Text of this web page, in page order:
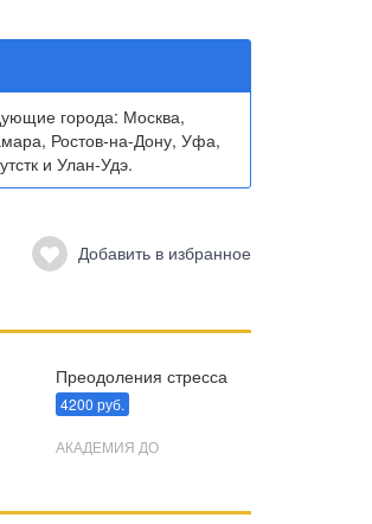
города: Москва,
Ростов-на-Дону, Уфа,
и Улан-Удэ.
Добавить в избранное
Преодоления стресса
4200 руб.
АКАДЕМИЯ ДО